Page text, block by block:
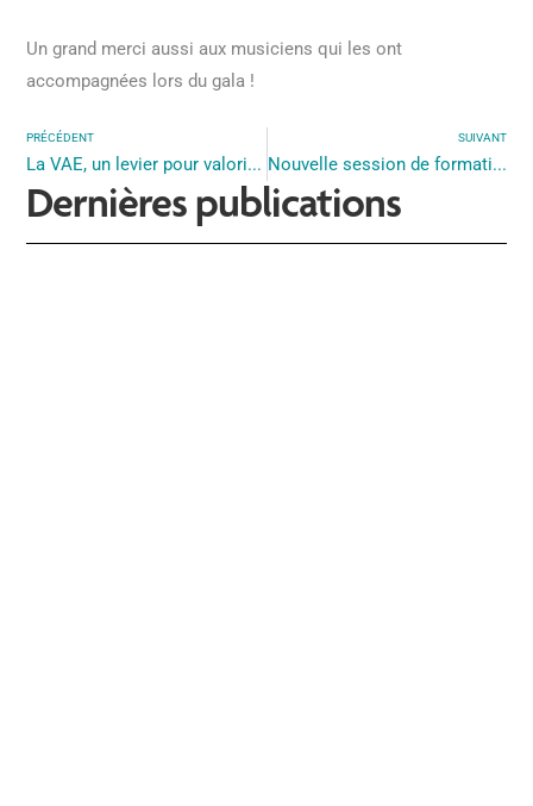
Un grand merci aussi aux musiciens qui les ont
accompagnées lors du gala !
PRÉCÉDENT
La VAE, un levier pour valoriser et qualifier vos salariés !
SUIVANT
Nouvelle session de formation au Titre de Moniteur d’Atelier
Dernières publications